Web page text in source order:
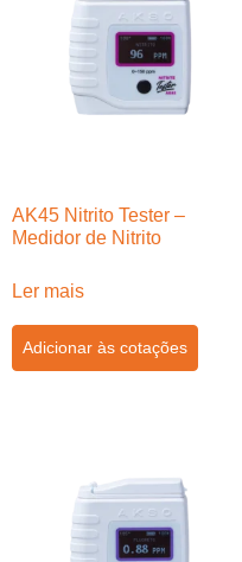
AK45 Nitrito Tester –
Medidor de Nitrito
Ler mais
Adicionar às cotações